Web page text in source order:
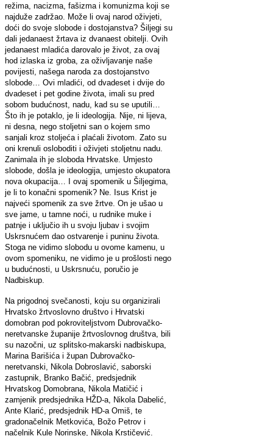
režima, nacizma, fašizma i komunizma koji se
najduže zadržao. Može li ovaj narod oživjeti,
doći do svoje slobode i dostojanstva? Šiljegi su
dali jedanaest žrtava iz dvanaest obitelji. Ovih
jedanaest mladića darovalo je život, za ovaj
hod izlaska iz groba, za oživljavanje naše
povijesti, našega naroda za dostojanstvo
slobode… Ovi mladići, od dvadeset i dvije do
dvadeset i pet godine života, imali su pred
sobom budućnost, nadu, kad su se uputili…
Što ih je potaklo, je li ideologija. Nije, ni lijeva,
ni desna, nego stoljetni san o kojem smo
sanjali kroz stoljeća i plaćali životom. Zato su
oni krenuli osloboditi i oživjeti stoljetnu nadu.
Zanimala ih je sloboda Hrvatske. Umjesto
slobode, došla je ideologija, umjesto okupatora
nova okupacija… I ovaj spomenik u Šiljegima,
je li to konačni spomenik? Ne. Isus Krist je
najveći spomenik za sve žrtve. On je ušao u
sve jame, u tamne noći, u rudnike muke i
patnje i uključio ih u svoju ljubav i svojim
Uskrsnućem dao ostvarenje i puninu života.
Stoga ne vidimo slobodu u ovome kamenu, u
ovom spomeniku, ne vidimo je u prošlosti nego
u budućnosti, u Uskrsnuću, poručio je
Nadbiskup.
Na prigodnoj svečanosti, koju su organizirali
Hrvatsko žrtvoslovno društvo i Hrvatski
domobran pod pokroviteljstvom Dubrovačko-
neretvanske županije žrtvoslovnog društva, bili
su nazočni, uz splitsko-makarski nadbiskupa,
Marina Barišića i župan Dubrovačko-
neretvanski, Nikola Dobroslavić, saborski
zastupnik, Branko Bačić, predsjednik
Hrvatskog Domobrana, Nikola Matičić i
zamjenik predsjednika HŽD-a, Nikola Dabelić,
Ante Klarić, predsjednik HD-a Omiš, te
gradonačelnik Metkovića, Božo Petrov i
načelnik Kule Norinske, Nikola Krstičević.